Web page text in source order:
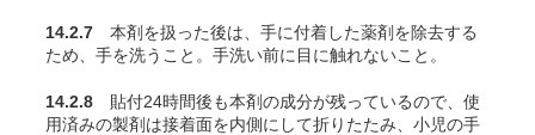
14.2.7 本剤を扱った後は、手に付着した薬剤を除去する
ため、手を洗うこと。手洗い前に目に触れないこと。
14.2.8 貼付24時間後も本剤の成分が残っているので、使
用済みの製剤は接着面を内側にして折りたたみ、小児の手